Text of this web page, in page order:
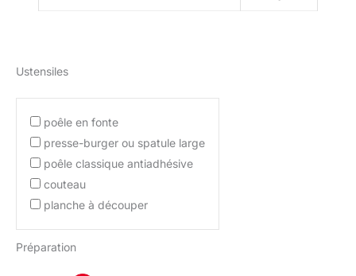
Ustensiles
poêle en fonte
presse-burger ou spatule large
poêle classique antiadhésive
couteau
planche à découper
Préparation